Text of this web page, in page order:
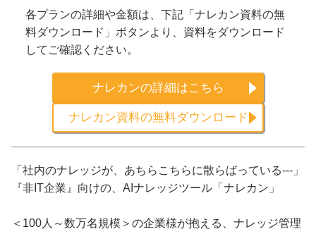
各プランの詳細や金額は、下記「ナレカン資料の無
料ダウンロード」ボタンより、資料をダウンロード
してご確認ください。
ナレカンの詳細はこちら
ナレカン資料の無料ダウンロード
「社内のナレッジが、あちらこちらに散らばっている---」
『非IT企業』向けの、AIナレッジツール「ナレカン」
＜100人～数万名規模＞の企業様が抱える、ナレッジ管理